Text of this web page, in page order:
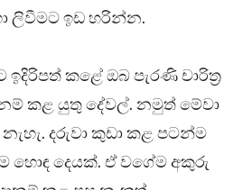
ලිවීමට ඉඩ හරින්න.
කළේ ඔබ පැරණි චාරිත්‍ර
කළ යුතු දේවල්. නමුත් මේවා
දරුවා කුඩා කළ පටන්ම
හොඳ දෙයක්. ඒ වගේම අකුරු